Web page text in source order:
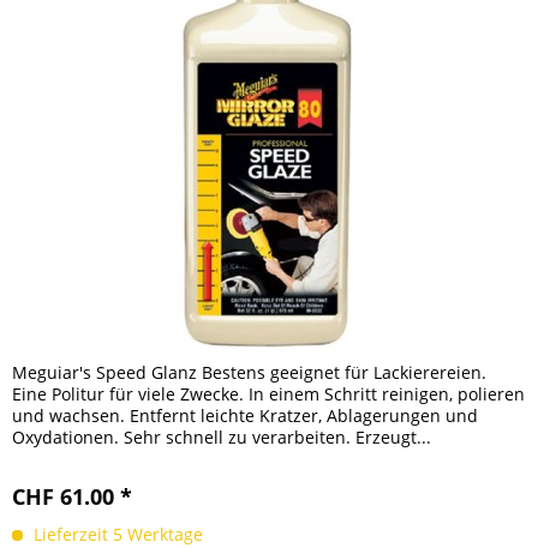
Meguiar's Speed Glanz Bestens geeignet für Lackierereien.
Eine Politur für viele Zwecke. In einem Schritt reinigen, polieren
und wachsen. Entfernt leichte Kratzer, Ablagerungen und
Oxydationen. Sehr schnell zu verarbeiten. Erzeugt...
CHF 61.00 *
Lieferzeit 5 Werktage